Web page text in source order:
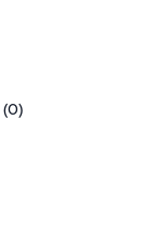
(0)